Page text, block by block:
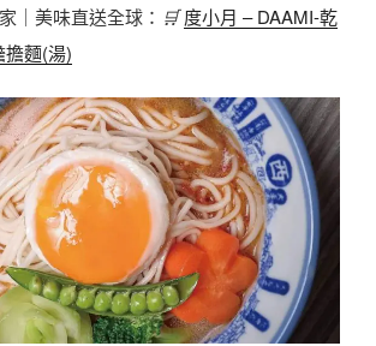
｜美味直送全球： 🛒 度小月 – DAAMI-乾
麵(湯)